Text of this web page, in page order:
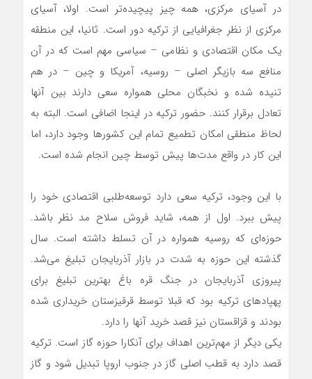
در آسیای مرکزی، همه چیز پیچیده‌تر است. اولا، آسیای
مرکزی از نظر جغرافیایی از ترکیه دور است. ثانیا، این منطقه
یک مکان اقتصادی و نظامی – سیاسی مهم است که در آن
منافع سه بازیگر اصلی – روسیه، آمریکا و چین – در هم
تنیده شده و نخبگان محلی همواره سعی دارند بین آنها
تعادل برقرار کنند. حضور ترکیه در اینجا اضافی است. البته به
لحاظ منطقی امکان تطمیع تمام این کشورها وجود دارد، اما
این کار در واقع مدت‌ها پیش توسط چین انجام شده است.
با این وجود، ترکیه سعی دارد توسعه‌طلبی اقتصادی خود را
پیش ببرد. اول از همه، شاید فروش سلاح مد نظر باشد.
حوزه‌ای که روسیه همواره در آن تسلط داشته است. سال
گذشته این حوزه به شدت در بازار آذربایجان تبلیغ می‌شد.
پیروزی آذربایجان در جنگ قره باغ بهترین تبلیغ برای
پهپادهای ترکیه بود که قبلا توسط قرقیزستان خریداری شده
بودند و قزاقستان نیز قصد خرید آنها را دارد.
یکی دیگر از مهم‌ترین اهداف برای آنکارا حوزه گاز است. ترکیه
قصد دارد به قطب اصلی گاز در جنوب اروپا تبدیل شود و گاز